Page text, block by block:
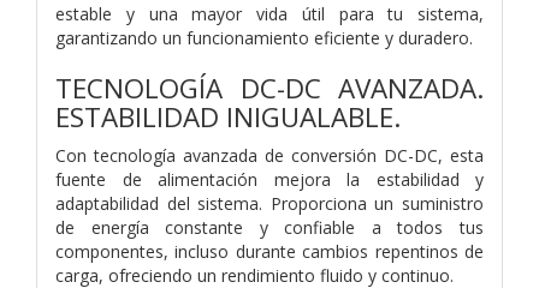
estable y una mayor vida útil para tu sistema,
garantizando un funcionamiento eficiente y duradero.
TECNOLOGÍA DC-DC AVANZADA.
ESTABILIDAD INIGUALABLE.
Con tecnología avanzada de conversión DC-DC, esta
fuente de alimentación mejora la estabilidad y
adaptabilidad del sistema. Proporciona un suministro
de energía constante y confiable a todos tus
componentes, incluso durante cambios repentinos de
carga, ofreciendo un rendimiento fluido y continuo.